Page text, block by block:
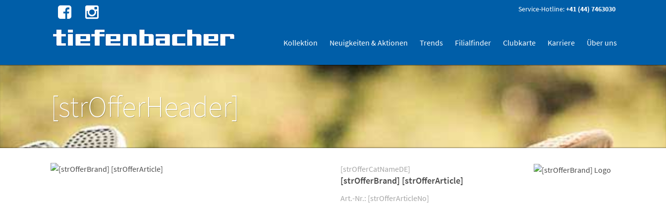
Service-Hotline:+41 (44) 7463030
Kollektion Neuigkeiten & Aktionen Trends Filialfinder Clubkarte Karriere Über uns
[strOfferHeader]
[strOfferCatNameDE]
[strOfferBrand] [strOfferArticle]
Art.-Nr.: [strOfferArticleNo]